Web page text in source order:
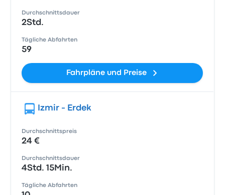
Durchschnittsdauer
2Std.
Tägliche Abfahrten
59
Fahrpläne und Preise
Izmir - Erdek
Durchschnittspreis
24 €
Durchschnittsdauer
4Std. 15Min.
Tägliche Abfahrten